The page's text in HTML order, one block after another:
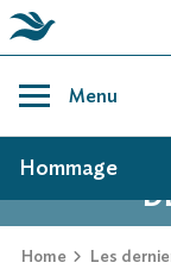
content
Menu
AVIS
Home
Les
Hommage